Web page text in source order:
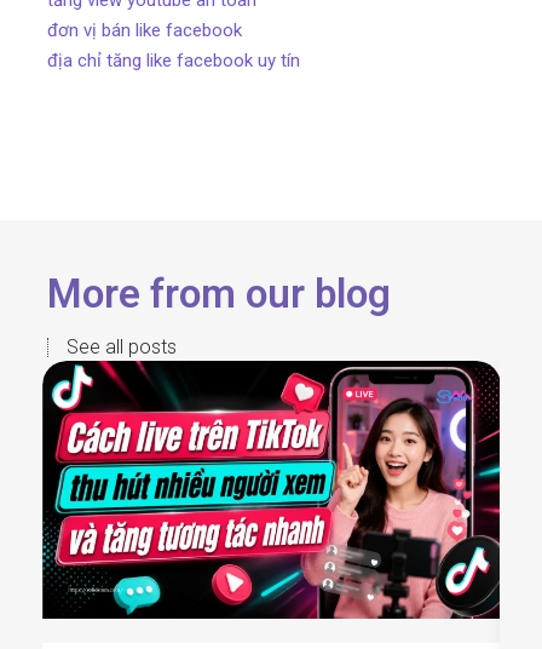
đơn vị bán like facebook
địa chỉ tăng like facebook uy tín
More from our blog
See all posts